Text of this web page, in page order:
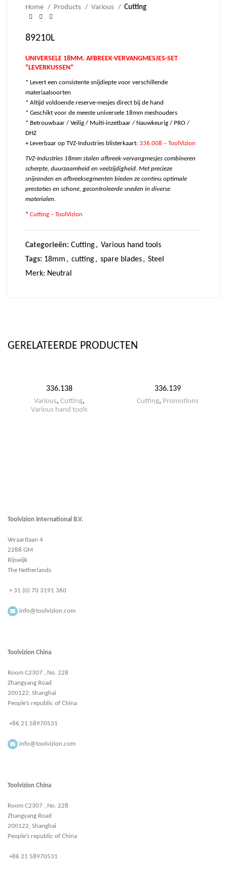
Home Products Various Cutting
89210L
UNIVERSELE 18MM. AFBREEK-VERVANGMESJES-SET
“LEVERKUSSEN”
* Levert een consistente snijdiepte voor verschillende
materiaalsoorten
* Altijd voldoende reserve-mesjes direct bij de hand
* Geschikt voor de meeste universele 18mm meshouders
* Betrouwbaar / Veilig / Multi-inzetbaar / Nauwkeurig / PRO /
DHZ
+ Leverbaar op TVZ-Industries blisterkaart: 336.008 – ToolVizion
TVZ-Industries 18mm stalen afbreek-vervangmesjes combineren
scherpte, duurzaamheid en veelzijdigheid. Met precieze
snijranden en afbreeksegmenten bieden ze continu optimale
prestaties en schone, gecontroleerde sneden in diverse
materialen.
* Cutting – ToolVizion
Categorieën: Cutting, Various hand tools
Tags: 18mm , cutting, spare blades, Steel
Merk: Neutral
GERELATEERDE PRODUCTEN
336.138
Various, Cutting,
Various hand tools
336.139
Cutting, Promotions
Toolvizion International B.V.
Veraartlaan 4
2288 GM
Rijswijk
The Netherlands
+ 31 (0) 70 3191 360
info@toolvizion.com
Toolvizion China
Room C2307 , No. 228
Zhangyang Road
200122, Shanghai
People’s republic of China
+86 21 58970531
info@toolvizion.com
Toolvizion China
Room C2307 , No. 228
Zhangyang Road
200122, Shanghai
People’s republic of China
+86 21 58970531